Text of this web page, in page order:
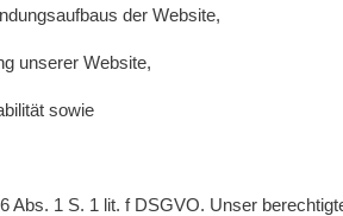
der Website,
unserer Website,
sowie
Abs. 1 S. 1 lit. f DSGVO. Unser